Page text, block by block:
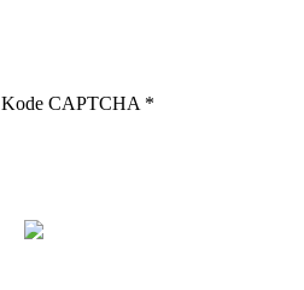
Kode CAPTCHA *